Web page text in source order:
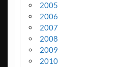
2005
2006
2007
2008
2009
2010